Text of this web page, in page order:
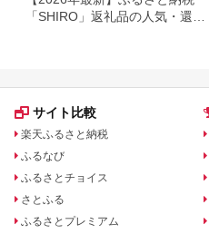
「SHIRO」返礼品の人気・還元
サイト比較
楽天ふるさと納税
ふるなび
ふるさとチョイス
さとふる
ふるさとプレミアム